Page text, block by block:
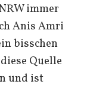
immer
Anis Amri
bisschen
Quelle
und ist